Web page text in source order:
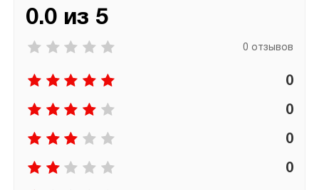
0.0 из 5
0 отзывов
0
0
0
0